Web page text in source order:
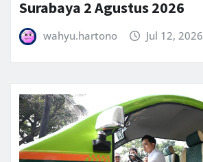
Surabaya 2 Agustus 2026
wahyu.hartono Jul 12, 2026